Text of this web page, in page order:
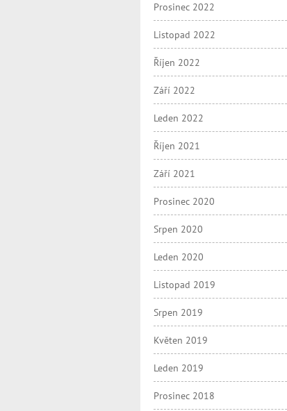
Prosinec 2022
Listopad 2022
Říjen 2022
Září 2022
Leden 2022
Říjen 2021
Září 2021
Prosinec 2020
Srpen 2020
Leden 2020
Listopad 2019
Srpen 2019
Květen 2019
Leden 2019
Prosinec 2018